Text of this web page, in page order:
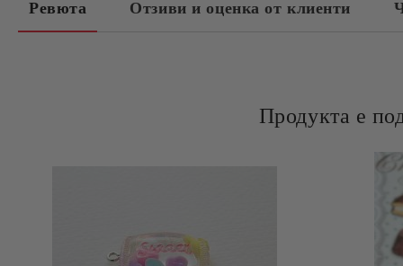
Ревюта Отзиви и оценка от клиенти
Продукта е